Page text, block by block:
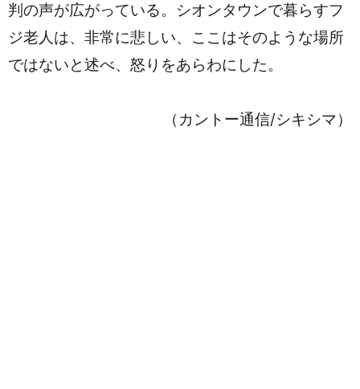
判の声が広がっている。シオンタウンで暮らすフ
ジ老人は、非常に悲しい、ここはそのような場所
ではないと述べ、怒りをあらわにした。
（カントー通信/シキシマ）